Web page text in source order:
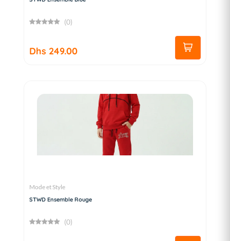
(0)
Dhs 249.00
Mode et Style
STWD Ensemble Rouge
(0)